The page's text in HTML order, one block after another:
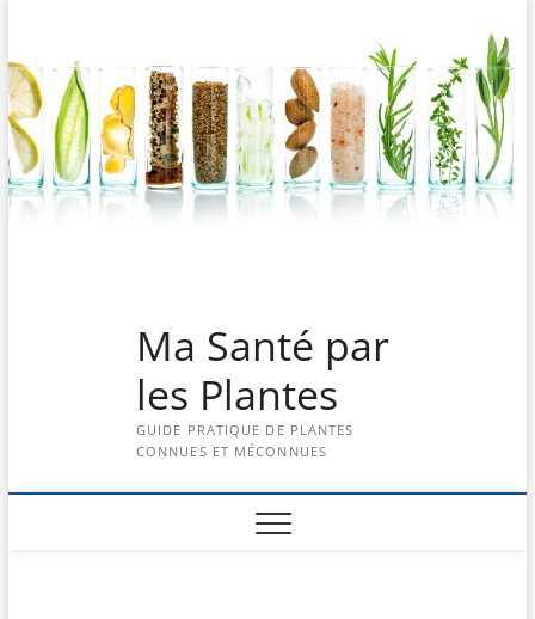
content
Ma Santé par
les Plantes
GUIDE PRATIQUE DE PLANTES
CONNUES ET MÉCONNUES